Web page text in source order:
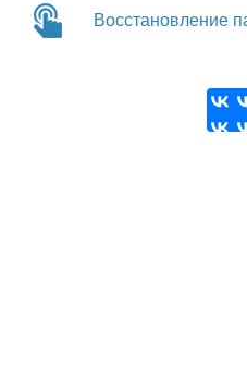
Восстановление